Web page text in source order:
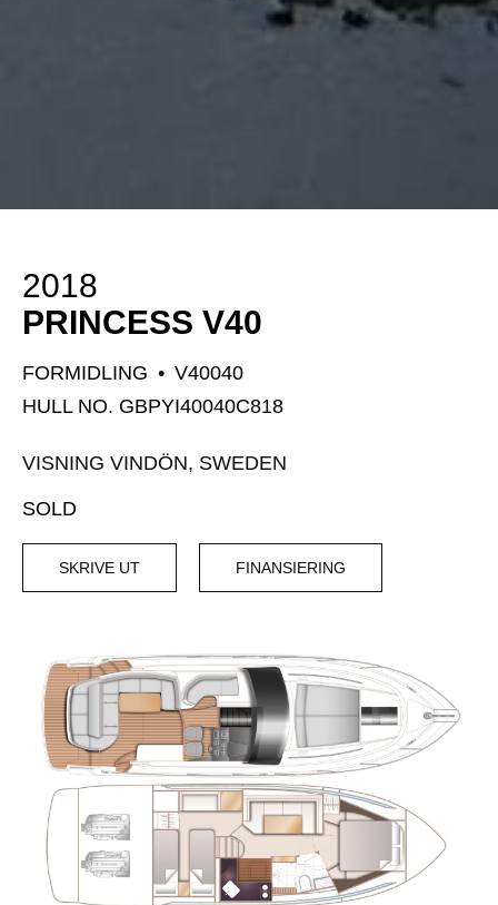
2018
PRINCESS V40
FORMIDLING • V40040
HULL NO. GBPYI40040C818
VISNING VINDÖN, SWEDEN
SOLD
SKRIVE UT FINANSIERING